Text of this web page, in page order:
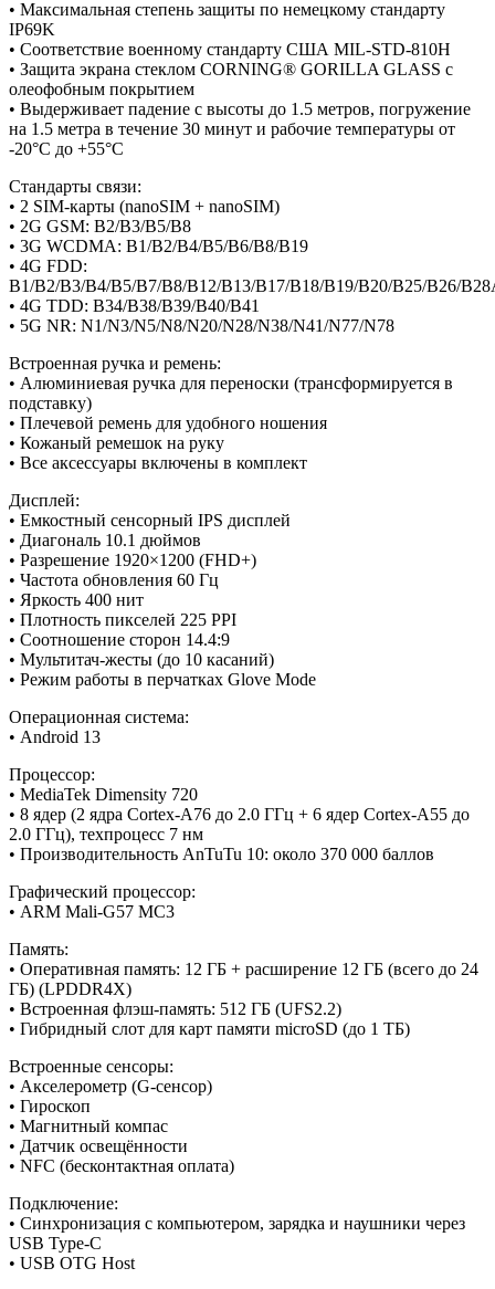
• Максимальная степень защиты по немецкому стандарту
IP69K
• Соответствие военному стандарту США MIL-STD-810H
• Защита экрана стеклом CORNING® GORILLA GLASS с
олеофобным покрытием
• Выдерживает падение с высоты до 1.5 метров, погружение
на 1.5 метра в течение 30 минут и рабочие температуры от
-20°C до +55°C
Стандарты связи:
• 2 SIM-карты (nanoSIM + nanoSIM)
• 2G GSM: B2/B3/B5/B8
• 3G WCDMA: B1/B2/B4/B5/B6/B8/B19
• 4G FDD:
B1/B2/B3/B4/B5/B7/B8/B12/B13/B17/B18/B19/B20/B25/B26/
• 4G TDD: B34/B38/B39/B40/B41
• 5G NR: N1/N3/N5/N8/N20/N28/N38/N41/N77/N78
Встроенная ручка и ремень:
• Алюминиевая ручка для переноски (трансформируется в
подставку)
• Плечевой ремень для удобного ношения
• Кожаный ремешок на руку
• Все аксессуары включены в комплект
Дисплей:
• Емкостный сенсорный IPS дисплей
• Диагональ 10.1 дюймов
• Разрешение 1920×1200 (FHD+)
• Частота обновления 60 Гц
• Яркость 400 нит
• Плотность пикселей 225 PPI
• Соотношение сторон 14.4:9
• Мультитач-жесты (до 10 касаний)
• Режим работы в перчатках Glove Mode
Операционная система:
• Android 13
Процессор:
• MediaTek Dimensity 720
• 8 ядер (2 ядра Cortex-A76 до 2.0 ГГц + 6 ядер Cortex-A55 до
2.0 ГГц), техпроцесс 7 нм
• Производительность AnTuTu 10: около 370 000 баллов
Графический процессор:
• ARM Mali-G57 MC3
Память:
• Оперативная память: 12 ГБ + расширение 12 ГБ (всего до 24
ГБ) (LPDDR4X)
• Встроенная флэш-память: 512 ГБ (UFS2.2)
• Гибридный слот для карт памяти microSD (до 1 ТБ)
Встроенные сенсоры:
• Акселерометр (G-сенсор)
• Гироскоп
• Магнитный компас
• Датчик освещённости
• NFC (бесконтактная оплата)
Подключение:
• Синхронизация с компьютером, зарядка и наушники через
USB Type-C
• USB OTG Host